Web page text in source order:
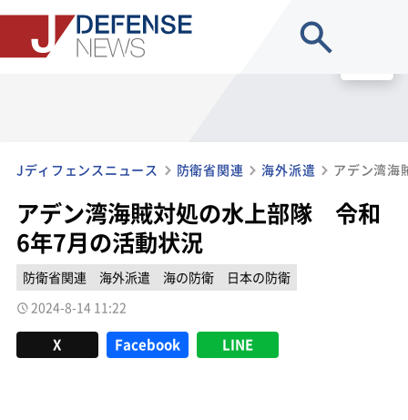
Jディフェンスニュース 防衛省関連 海外派遣
アデン湾海賊対処の水上部隊 令和
6年7月の活動状況
防衛省関連 海外派遣 海の防衛
日本の防衛
2024-8-14 11:22
X Facebook LINE